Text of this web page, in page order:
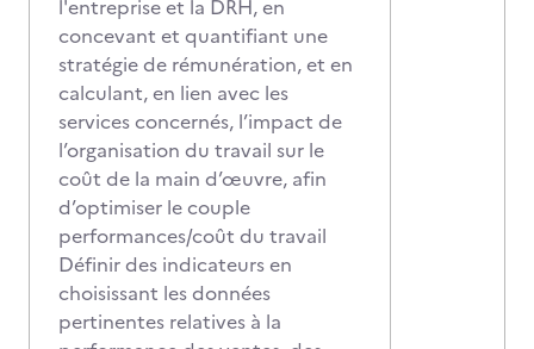
l'entreprise et la DRH, en
concevant et quantifiant une
stratégie de rémunération, et en
calculant, en lien avec les
services concernés, l’impact de
l’organisation du travail sur le
coût de la main d’œuvre, afin
d’optimiser le couple
performances/coût du travail
Définir des indicateurs en
choisissant les données
pertinentes relatives à la